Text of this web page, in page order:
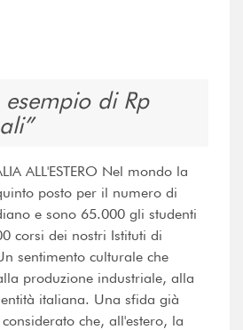
di Rp
ALL'ESTERO Nel mondo la
posto per il numero di
e sono 65.000 gli studenti
corsi dei nostri Istituti di
sentimento culturale che
produzione industriale, alla
italiana. Una sfida già
che, all'estero, la